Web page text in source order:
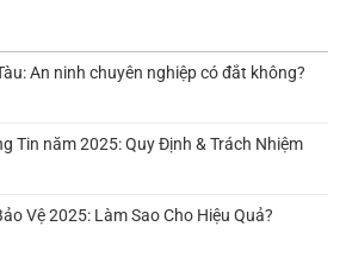
An ninh chuyên nghiệp có đắt không?
Tin năm 2025: Quy Định & Trách Nhiệm
Vệ 2025: Làm Sao Cho Hiệu Quả?